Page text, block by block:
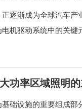
逐渐成为全球汽车
机驱动系统中的关
功率区域照明
础设施的重要组成